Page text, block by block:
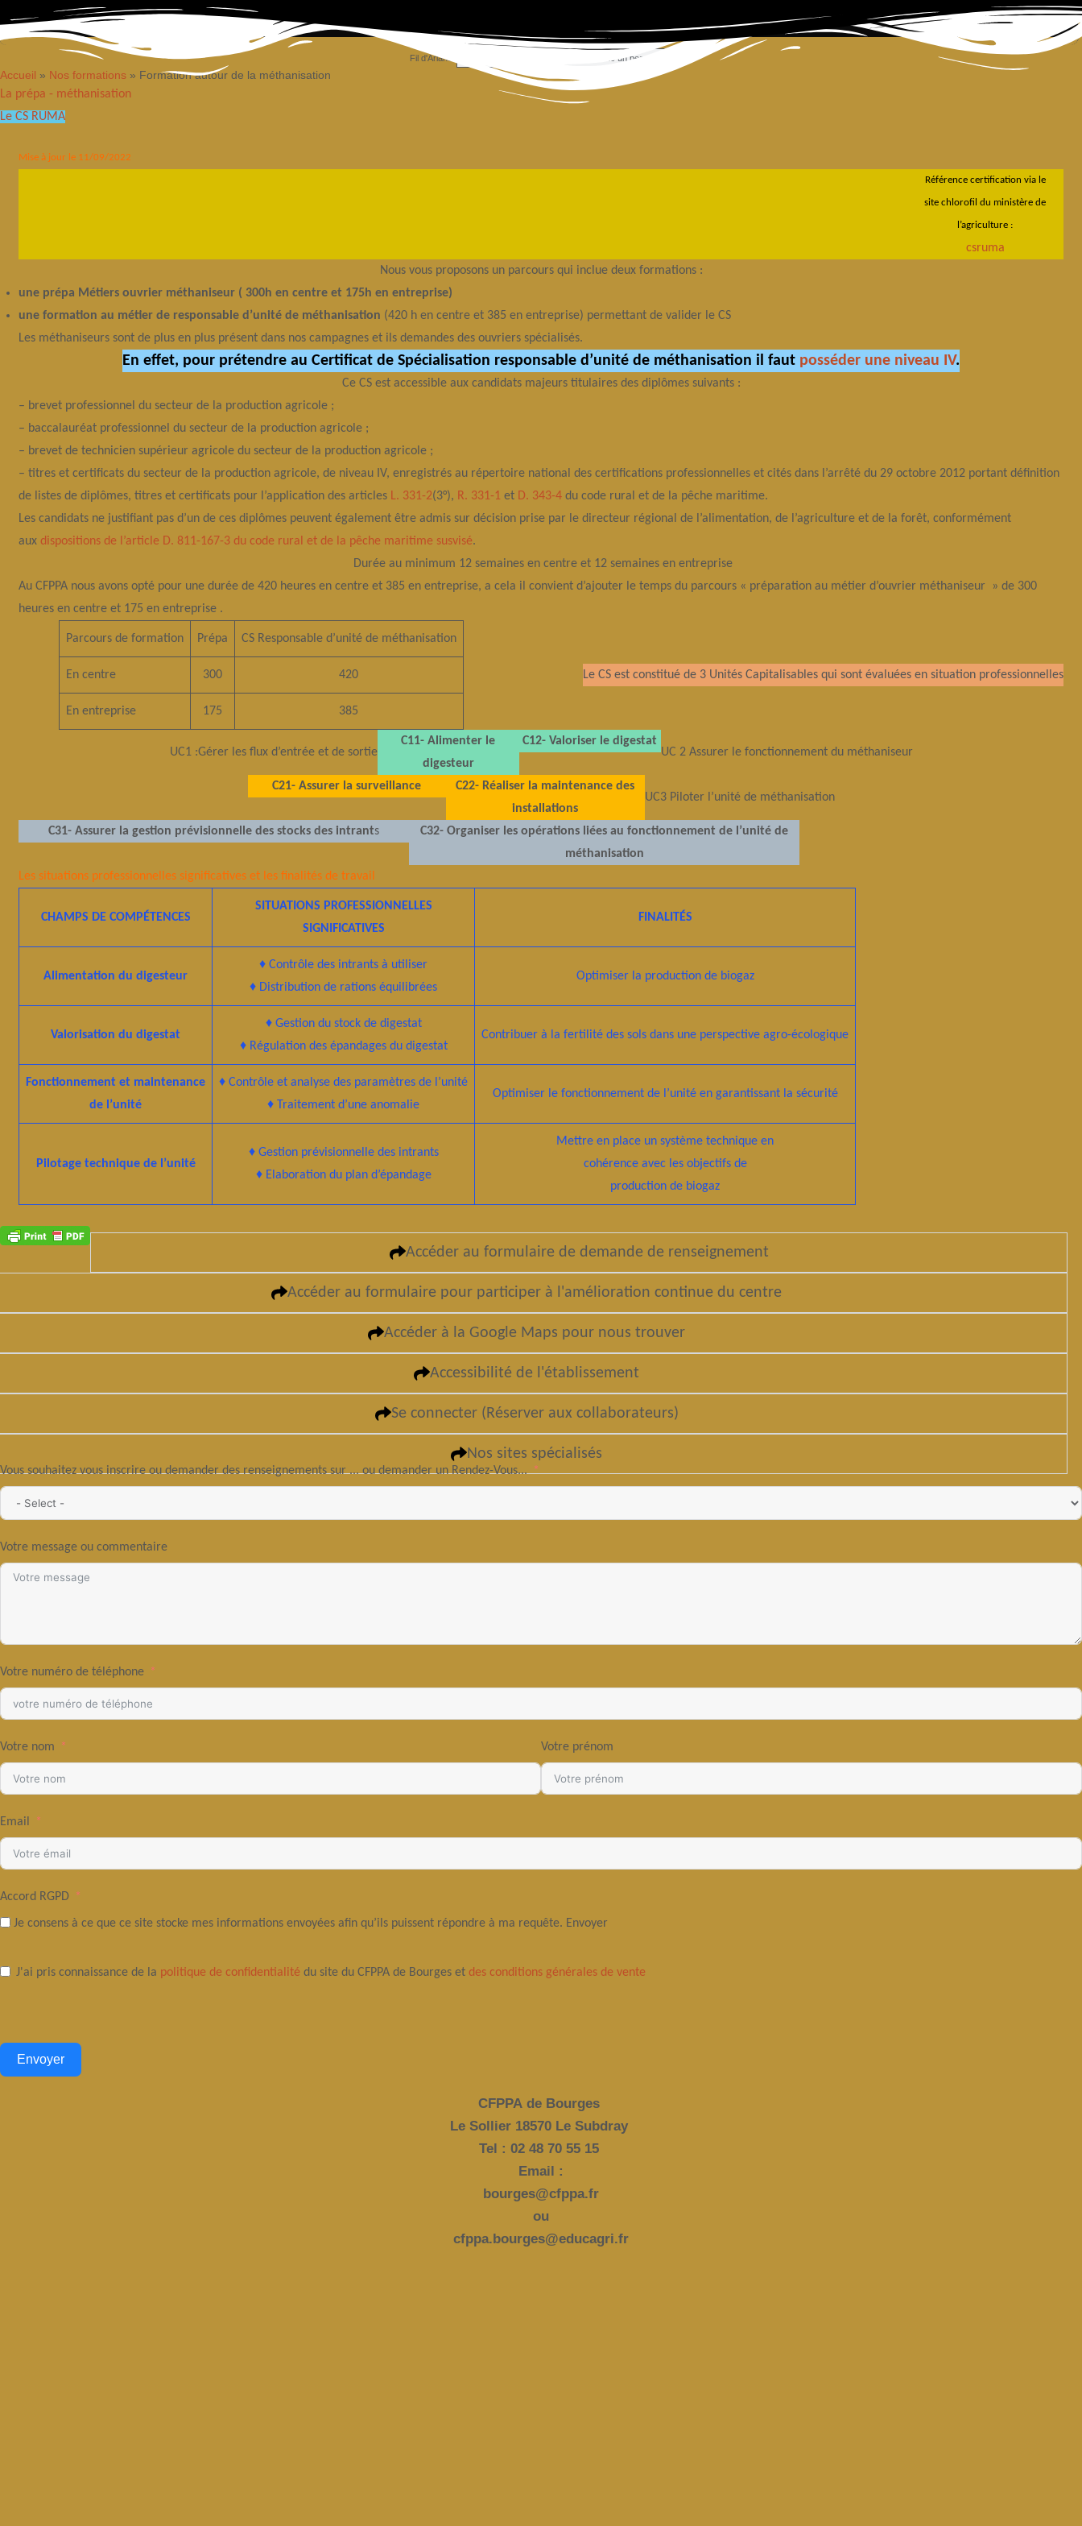
Fil d'Ariane Le CFPPA vous souhaite un beau matin
Accueil » Nos formations » Formation autour de la méthanisation
La prépa - méthanisation
Le CS RUMA
Mise à jour le 11/09/2022
Référence certification via le
site chlorofil du ministère de
l’agriculture :
csruma
Nous vous proposons un parcours qui inclue deux formations :
une prépa Métiers ouvrier méthaniseur ( 300h en centre et 175h en entreprise)
une formation au métier de responsable d’unité de méthanisation (420 h en centre et 385 en entreprise) permettant de valider le CS
Les méthaniseurs sont de plus en plus présent dans nos campagnes et ils demandes des ouvriers spécialisés.
En effet, pour prétendre au Certificat de Spécialisation responsable d’unité de méthanisation il faut posséder une niveau IV.
Ce CS est accessible aux candidats majeurs titulaires des diplômes suivants :
– brevet professionnel du secteur de la production agricole ;
– baccalauréat professionnel du secteur de la production agricole ;
– brevet de technicien supérieur agricole du secteur de la production agricole ;
– titres et certificats du secteur de la production agricole, de niveau IV, enregistrés au répertoire national des certifications professionnelles et cités dans l’arrêté du 29 octobre 2012 portant définition
de listes de diplômes, titres et certificats pour l’application des articles L. 331-2(3°), R. 331-1 et D. 343-4 du code rural et de la pêche maritime.
Les candidats ne justifiant pas d’un de ces diplômes peuvent également être admis sur décision prise par le directeur régional de l’alimentation, de l’agriculture et de la forêt, conformément
aux dispositions de l’article D. 811-167-3 du code rural et de la pêche maritime susvisé.
Durée au minimum 12 semaines en centre et 12 semaines en entreprise
Au CFPPA nous avons opté pour une durée de 420 heures en centre et 385 en entreprise, a cela il convient d’ajouter le temps du parcours « préparation au métier d’ouvrier méthaniseur » de 300
heures en centre et 175 en entreprise .
Parcours de formation Prépa CS Responsable d’unité de méthanisation
En centre 300 420
En entreprise 175 385
Le CS est constitué de 3 Unités Capitalisables qui sont évaluées en situation professionnelles
UC1 :Gérer les flux d’entrée et de sortie
C11- Alimenter le
digesteur
C12- Valoriser le digestat
UC 2 Assurer le fonctionnement du méthaniseur
C21- Assurer la surveillance
C22- Réaliser la maintenance des
installations
UC3 Piloter l’unité de méthanisation
C31- Assurer la gestion prévisionnelle des stocks des intrants
C32- Organiser les opérations liées au fonctionnement de l’unité de
méthanisation
Les situations professionnelles significatives et les finalités de travail
CHAMPS DE COMPÉTENCES
SITUATIONS PROFESSIONNELLES
SIGNIFICATIVES
FINALITÉS
Alimentation du digesteur
♦ Contrôle des intrants à utiliser
♦ Distribution de rations équilibrées
Optimiser la production de biogaz
Valorisation du digestat
♦ Gestion du stock de digestat
♦ Régulation des épandages du digestat
Contribuer à la fertilité des sols dans une perspective agro-écologique
Fonctionnement et maintenance
de l’unité
♦ Contrôle et analyse des paramètres de l’unité
♦ Traitement d’une anomalie
Optimiser le fonctionnement de l’unité en garantissant la sécurité
Pilotage technique de l’unité
♦ Gestion prévisionnelle des intrants
♦ Elaboration du plan d’épandage
Mettre en place un système technique en
cohérence avec les objectifs de
production de biogaz
Accéder au formulaire de demande de renseignement
Accéder au formulaire pour participer à l'amélioration continue du centre
Accéder à la Google Maps pour nous trouver
Accessibilité de l'établissement
Se connecter (Réserver aux collaborateurs)
Nos sites spécialisés
Vous souhaitez vous inscrire ou demander des renseignements sur ... ou demander un Rendez-Vous...
Votre message ou commentaire
Votre numéro de téléphone
Votre nom Votre prénom
Email
Accord RGPD
Je consens à ce que ce site stocke mes informations envoyées afin qu’ils puissent répondre à ma requête. Envoyer
J'ai pris connaissance de la politique de confidentialité du site du CFPPA de Bourges et des conditions générales de vente
Envoyer
CFPPA de Bourges
Le Sollier 18570 Le Subdray
Tel : 02 48 70 55 15
Email :
bourges@cfppa.fr
ou
cfppa.bourges@educagri.fr